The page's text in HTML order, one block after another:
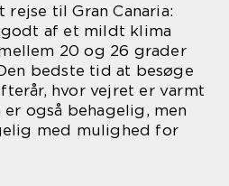
rejse til Gran Canaria:
godt af et mildt klima
20 og 26 grader
bedste tid at besøge
hvor vejret er varmt
også behagelig, men
med mulighed for